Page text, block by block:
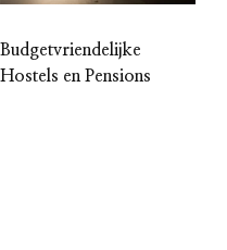
Budgetvriendelijke
Hostels en Pensions